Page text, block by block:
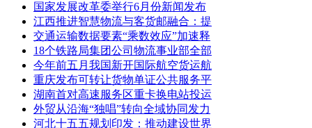
国家发展改革委举行6月份新闻发布
江西推进智慧物流与客货邮融合：提
交通运输数据要素“乘数效应”加速释
18个铁路局集团公司物流事业部全部
今年前五月我国新开国际航空货运航
重庆发布可转让货物单证公共服务平
湖南首对高速服务区重卡换电站投运
外贸从沿海“独唱”转向全域协同发力
河北十五五规划印发：推动建设世界